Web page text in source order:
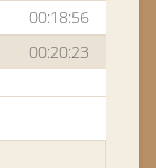
00:18:56
00:20:23